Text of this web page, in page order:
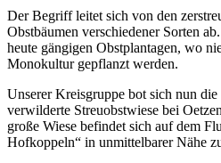
Der Begriff leitet sich von den
Obstbäumen verschiedener Sorten
heute gängigen Obstplantagen, wo
Monokultur gepflanzt werden.
Unserer Kreisgruppe bot sich nun
verwilderte Streuobstwiese bei
große Wiese befindet sich auf dem
Hofkoppeln“ in unmittelbarer Nähe